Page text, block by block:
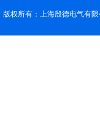
版权所有：上海殷德电气有